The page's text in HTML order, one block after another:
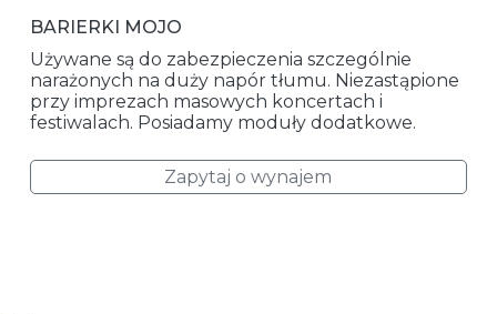
BARIERKI MOJO
Używane są do zabezpieczenia szczególnie
narażonych na duży napór tłumu. Niezastąpione
przy imprezach masowych koncertach i
festiwalach. Posiadamy moduły dodatkowe.
Zapytaj o wynajem